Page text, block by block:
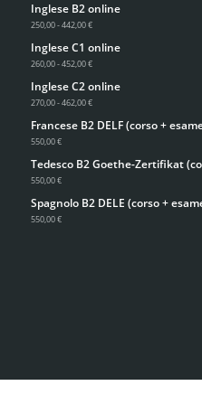
Inglese B2 online
250,00 - 442,00 €
Inglese C1 online
260,00 - 452,00 €
Inglese C2 online
270,00 - 462,00 €
Francese B2 DELF (corso +
550,00 €
Tedesco B2 Goethe-Zertifikat
550,00 €
Spagnolo B2 DELE (corso +
550,00 €